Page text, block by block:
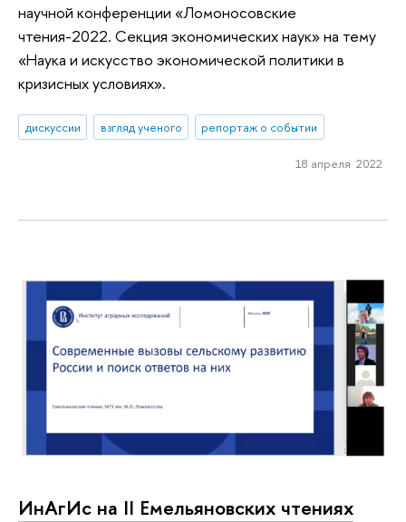
научной конференции «Ломоносовские
чтения-2022. Секция экономических наук» на тему
«Наука и искусство экономической политики в
кризисных условиях».
дискуссии взгляд ученого репортаж о событии
18 апреля 2022
ИнАгИс на II Емельяновских чтениях